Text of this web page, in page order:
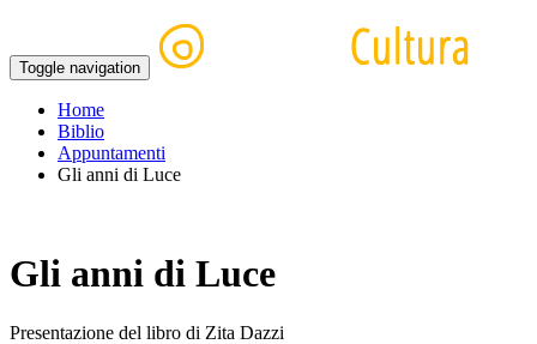
Toggle navigation
Home
Biblio
Appuntamenti
Gli anni di Luce
Gli anni di Luce
Presentazione del libro di Zita Dazzi